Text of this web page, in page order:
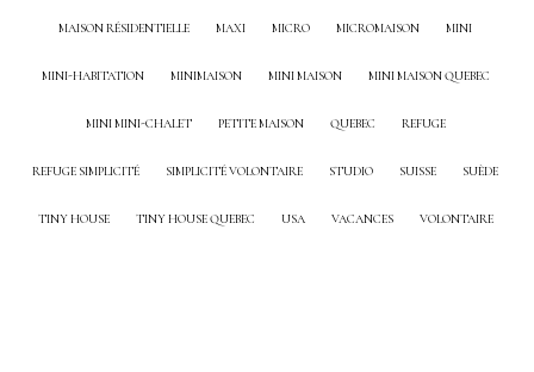
MAISON RÉSIDENTIELLE MAXI MICRO MICROMAISON MINI
MINI-HABITATION MINIMAISON MINI MAISON MINI MAISON QUEBEC
MINI MINI-CHALET PETITE MAISON QUEBEC REFUGE
REFUGE SIMPLICITÉ SIMPLICITÉ VOLONTAIRE STUDIO SUISSE SUÈDE
TINY HOUSE TINY HOUSE QUEBEC USA VACANCES VOLONTAIRE